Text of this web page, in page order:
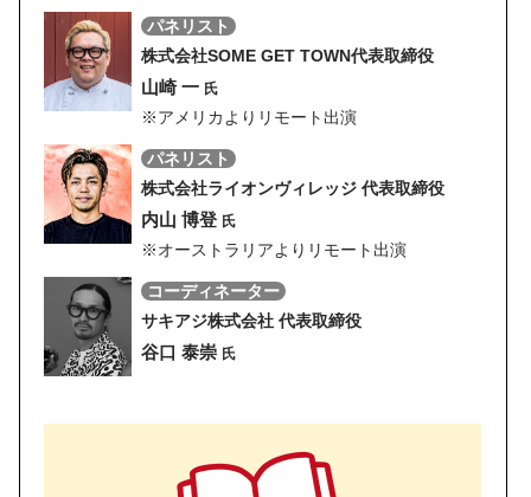
パネリスト
株式会社SOME GET TOWN代表取締役
山崎 一 氏
※アメリカよりリモート出演
パネリスト
株式会社ライオンヴィレッジ 代表取締役
内山 博登 氏
※オーストラリアよりリモート出演
コーディネーター
サキアジ株式会社 代表取締役
谷口 泰崇 氏